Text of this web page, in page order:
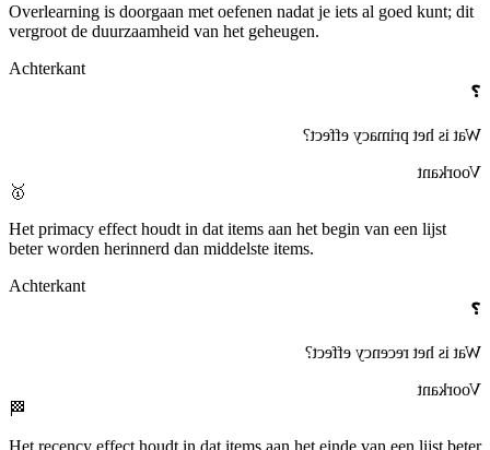
Overlearning is doorgaan met oefenen nadat je iets al goed kunt; dit
vergroot de duurzaamheid van het geheugen.
Achterkant
❓
Wat is het
primacy effect
?
Voorkant
🥇
Het primacy effect houdt in dat items aan het begin van een lijst
beter worden herinnerd dan middelste items.
Achterkant
❓
Wat is het
recency effect
?
Voorkant
🏁
Het recency effect houdt in dat items aan het einde van een lijst beter